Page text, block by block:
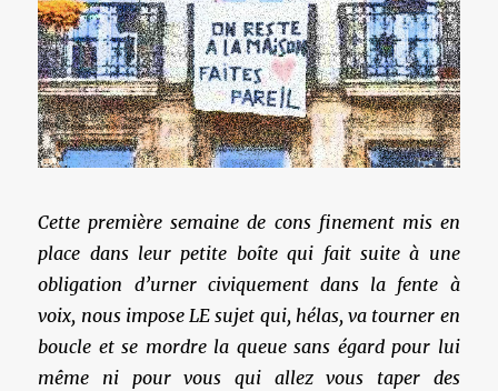
Cette première semaine de cons finement mis en
place dans leur petite boîte qui fait suite à une
obligation d’urner civiquement dans la fente à
voix, nous impose LE sujet qui, hélas, va tourner en
boucle et se mordre la queue sans égard pour lui
même ni pour vous qui allez vous taper des